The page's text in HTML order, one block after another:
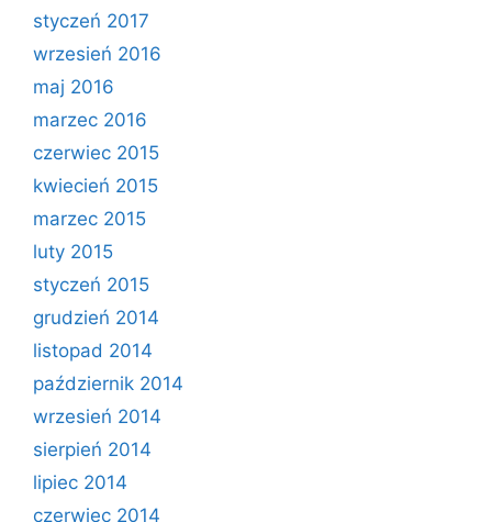
styczeń 2017
wrzesień 2016
maj 2016
marzec 2016
czerwiec 2015
kwiecień 2015
marzec 2015
luty 2015
styczeń 2015
grudzień 2014
listopad 2014
październik 2014
wrzesień 2014
sierpień 2014
lipiec 2014
czerwiec 2014